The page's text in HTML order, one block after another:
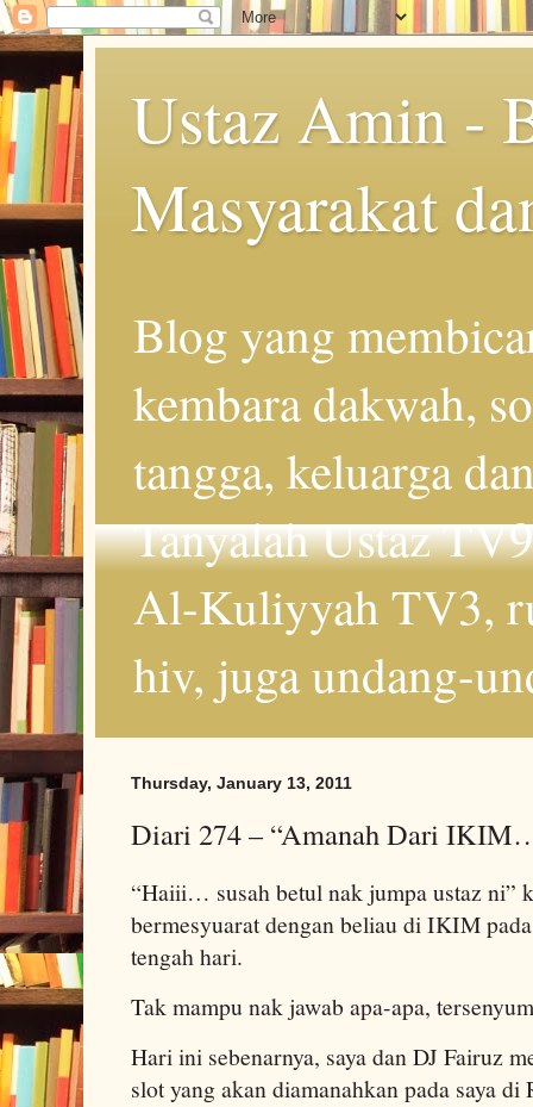
Ustaz Amin -
Masyarakat
Blog yang
kembara dakwah,
tangga, keluarga
Tanyalah Ustaz
Al-Kuliyyah TV3,
hiv, juga undang-
Thursday, January 13, 2011
Diari 274 – “Amanah Dari
“Haiii… susah betul nak jumpa ustaz ni”
bermesyuarat dengan beliau di IKIM
tengah hari.
Tak mampu nak jawab apa-apa,
Hari ini sebenarnya, saya dan DJ Fairuz
slot yang akan diamanahkan pada saya